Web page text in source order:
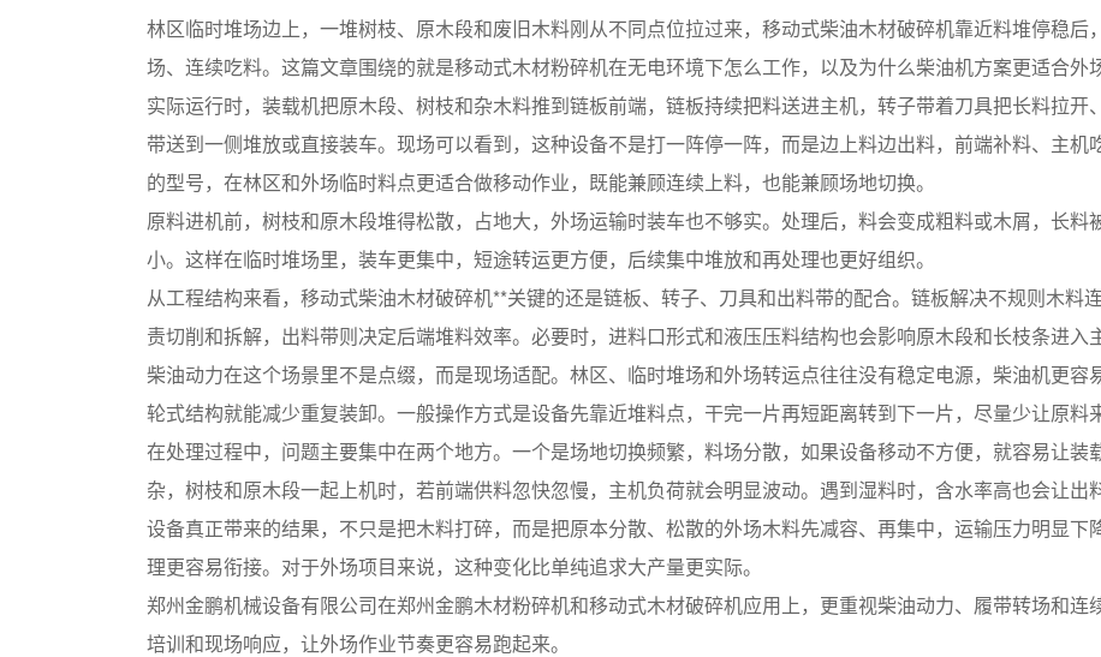
林区临时堆场边上，一堆树枝、原木段和废旧木料刚从不同点位拉过来，移动式柴油木材破碎机靠近料堆停稳
场、连续吃料。这篇文章围绕的就是移动式木材粉碎机在无电环境下怎么工作，以及为什么柴油机方案更适合外
实际运行时，装载机把原木段、树枝和杂木料推到链板前端，链板持续把料送进主机，转子带着刀具把长料拉
带送到一侧堆放或直接装车。现场可以看到，这种设备不是打一阵停一阵，而是边上料边出料，前端补料、主
的型号，在林区和外场临时料点更适合做移动作业，既能兼顾连续上料，也能兼顾场地切换。
原料进机前，树枝和原木段堆得松散，占地大，外场运输时装车也不够实。处理后，料会变成粗料或木屑，长
小。这样在临时堆场里，装车更集中，短途转运更方便，后续集中堆放和再处理也更好组织。
从工程结构来看，移动式柴油木材破碎机**关键的还是链板、转子、刀具和出料带的配合。链板解决不规则木料
责切削和拆解，出料带则决定后端堆料效率。必要时，进料口形式和液压压料结构也会影响原木段和长枝条进入
柴油动力在这个场景里不是点缀，而是现场适配。林区、临时堆场和外场转运点往往没有稳定电源，柴油机更
轮式结构就能减少重复装卸。一般操作方式是设备先靠近堆料点，干完一片再短距离转到下一片，尽量少让原料
在处理过程中，问题主要集中在两个地方。一个是场地切换频繁，料场分散，如果设备移动不方便，就容易让
杂，树枝和原木段一起上机时，若前端供料忽快忽慢，主机负荷就会明显波动。遇到湿料时，含水率高也会让出
设备真正带来的结果，不只是把木料打碎，而是把原本分散、松散的外场木料先减容、再集中，运输压力明显
理更容易衔接。对于外场项目来说，这种变化比单纯追求大产量更实际。
郑州金鹏机械设备有限公司在郑州金鹏木材粉碎机和移动式木材破碎机应用上，更重视柴油动力、履带转场和连
培训和现场响应，让外场作业节奏更容易跑起来。